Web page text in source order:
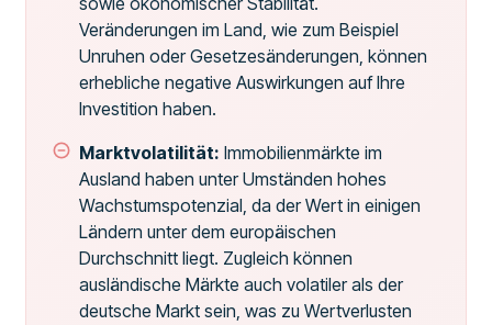
Veränderungen im Land, wie zum Beispiel
Unruhen oder Gesetzesänderungen, können
erhebliche negative Auswirkungen auf Ihre
Investition haben.
Marktvolatilität: Immobilienmärkte im
Ausland haben unter Umständen hohes
Wachstumspotenzial, da der Wert in einigen
Ländern unter dem europäischen
Durchschnitt liegt. Zugleich können
ausländische Märkte auch volatiler als der
deutsche Markt sein, was zu Wertverlusten